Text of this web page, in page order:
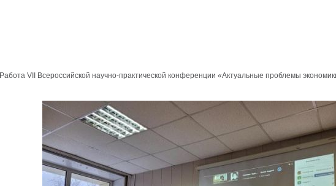
Работа VII Всероссийской научно-практической конференции «Актуальные проблемы